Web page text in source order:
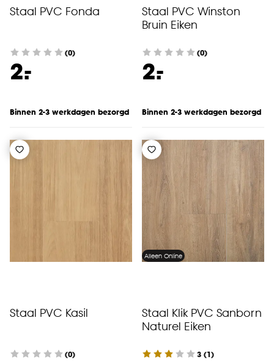
Staal PVC Fonda
(0)
2.
-
Binnen 2-3 werkdagen bezorgd
Staal PVC Winston
Bruin Eiken
(0)
2.
-
Binnen 2-3 werkdagen bezorgd
Staal PVC Kasil
(0)
Alleen Online
Staal Klik PVC Sanborn
Naturel Eiken
3 (1)